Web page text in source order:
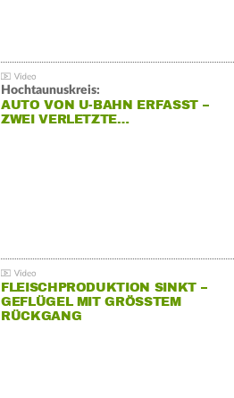
Hochtaunuskreis:
AUTO VON U-BAHN ERFASST –
ZWEI VERLETZTE…
FLEISCHPRODUKTION SINKT –
GEFLÜGEL MIT GRÖSSTEM R
ÜCKGANG